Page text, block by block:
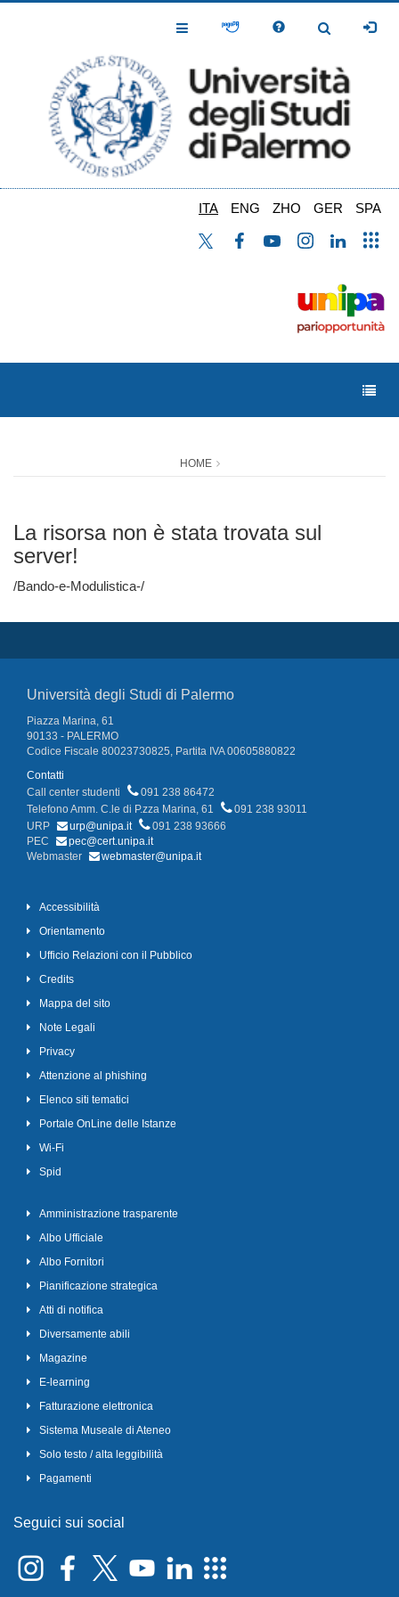
Toggle
Toggle
ITA ENG ZHO GER SPA
HOME
La risorsa non è stata trovata sul
server!
/Bando-e-Modulistica-/
Università degli Studi di Palermo
Piazza Marina, 61
90133 - PALERMO
Codice Fiscale 80023730825, Partita IVA 00605880822
Contatti
Call center studenti
091 238 86472
Telefono Amm. C.le di P.zza Marina, 61
091 238 93011
URP
urp@unipa.it
091 238 93666
PEC
pec@cert.unipa.it
Webmaster
webmaster@unipa.it
Accessibilità
Orientamento
Ufficio Relazioni con il Pubblico
Credits
Mappa del sito
Note Legali
Privacy
Attenzione al phishing
Elenco siti tematici
Portale OnLine delle Istanze
Wi-Fi
Spid
Amministrazione trasparente
Albo Ufficiale
Albo Fornitori
Pianificazione strategica
Atti di notifica
Diversamente abili
Magazine
E-learning
Fatturazione elettronica
Sistema Museale di Ateneo
Solo testo / alta leggibilità
Pagamenti
Seguici sui social